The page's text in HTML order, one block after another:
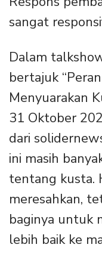
sangat
Dalam
bertajuk
Menyuarakan
31 Oktober
dari
ini masih
tentang kusta.
meresahkan,
baginya untuk
lebih baik ke